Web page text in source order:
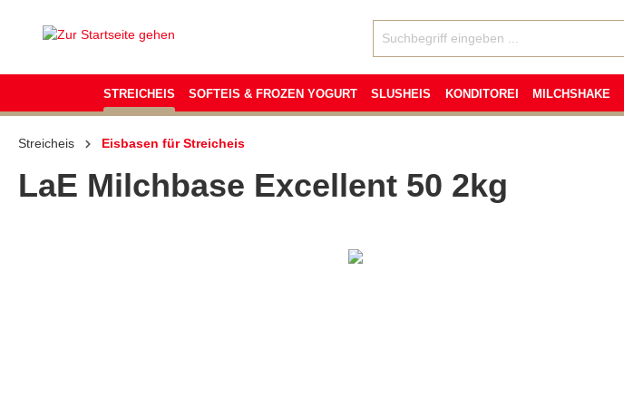
STREICHEIS SOFTEIS & FROZEN YOGURT SLUSHEIS KONDITOREI MILCHSHAKE
Streicheis Eisbasen für Streicheis
LaE Milchbase Excellent 50 2kg